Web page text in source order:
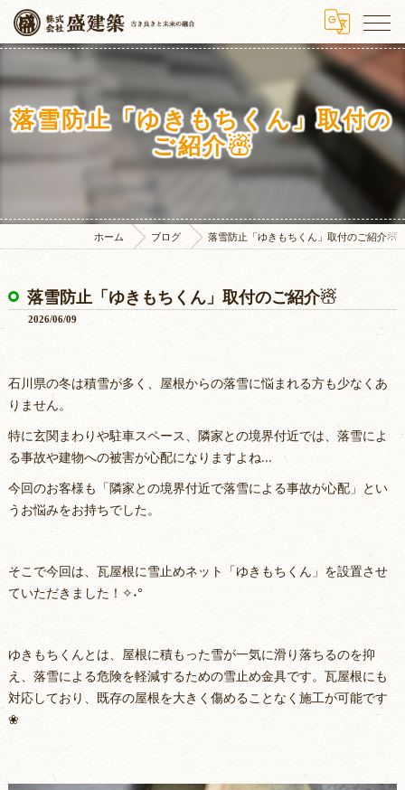
落雪防止「ゆきもちくん」取付の
ご紹介☃
ホーム ブログ 落雪防止「ゆきもちくん」取付のご紹介☃
落雪防止「ゆきもちくん」取付のご紹介☃
2026/06/09
石川県の冬は積雪が多く、屋根からの落雪に悩まれる方も少なくあ
りません。
特に玄関まわりや駐車スペース、隣家との境界付近では、落雪によ
る事故や建物への被害が心配になりますよね...
今回のお客様も「隣家との境界付近で落雪による事故が心配」とい
うお悩みをお持ちでした。
そこで今回は、瓦屋根に雪止めネット「ゆきもちくん」を設置させ
ていただきました！✧˖°
ゆきもちくんとは、屋根に積もった雪が一気に滑り落ちるのを抑
え、落雪による危険を軽減するための雪止め金具です。瓦屋根にも
対応しており、既存の屋根を大きく傷めることなく施工が可能です
❀